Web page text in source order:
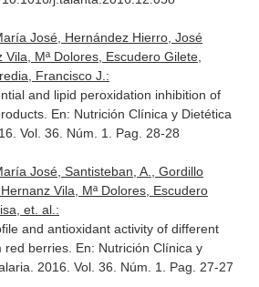
José, Hernández Hierro, José
Vila, Mª Dolores, Escudero Gilete,
Francisco J.:
and lipid peroxidation inhibition of
En: Nutrición Clínica y Dietética
Vol. 36. Núm. 1. Pag. 28-28
José, Santisteban, A., Gordillo
Vila, Mª Dolores, Escudero
et. al.:
and antioxidant activity of different
red berries. En: Nutrición Clínica y
. 2016. Vol. 36. Núm. 1. Pag. 27-27